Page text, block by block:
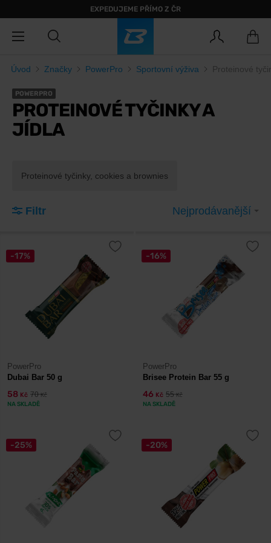
EXPEDUJEME PŘÍMO Z ČR
Úvod Značky PowerPro Sportovní výživa Proteinové
POWERPRO
PROTEINOVÉ TYČINKY A
JÍDLA
Proteinové tyčinky, cookies a brownies
Filtr Nejprodávanější
-17%
PowerPro
Dubai Bar 50 g
58 Kč 70Kč
NA SKLADĚ
-16%
PowerPro
Brisee Protein Bar 55 g
46 Kč 55Kč
NA SKLADĚ
-25% -20%